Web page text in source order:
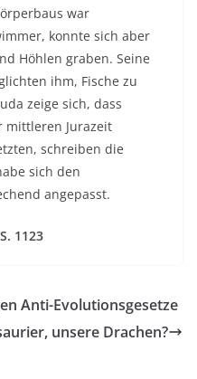
war
konnte sich aber
Höhlen graben. Seine
ihm, Fische zu
zeige sich, dass
mittleren Jurazeit
schreiben die
sich den
angepasst.
1123
Anti-Evolutionsgesetze
unsere Drachen?